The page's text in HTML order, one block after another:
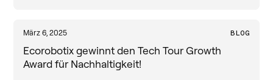
März 6, 2025 BLOG
Ecorobotix gewinnt den Tech Tour Growth
Award für Nachhaltigkeit!